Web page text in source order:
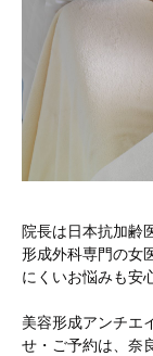
院長は日本抗加齢
形成外科専門の女
にくいお悩みも安
美容形成アンチエ
せ・ご予約は、奈